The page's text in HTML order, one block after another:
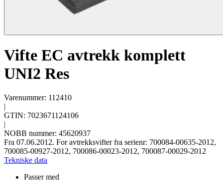
Vifte EC avtrekk komplett
UNI2 Res
Varenummer: 112410
|
GTIN: 7023671124106
|
NOBB nummer: 45620937
Fra 07.06.2012. For avtrekksvifter fra serienr: 700084-00635-2012,
700085-00927-2012, 700086-00023-2012, 700087-00029-2012
Tekniske data
Passer med